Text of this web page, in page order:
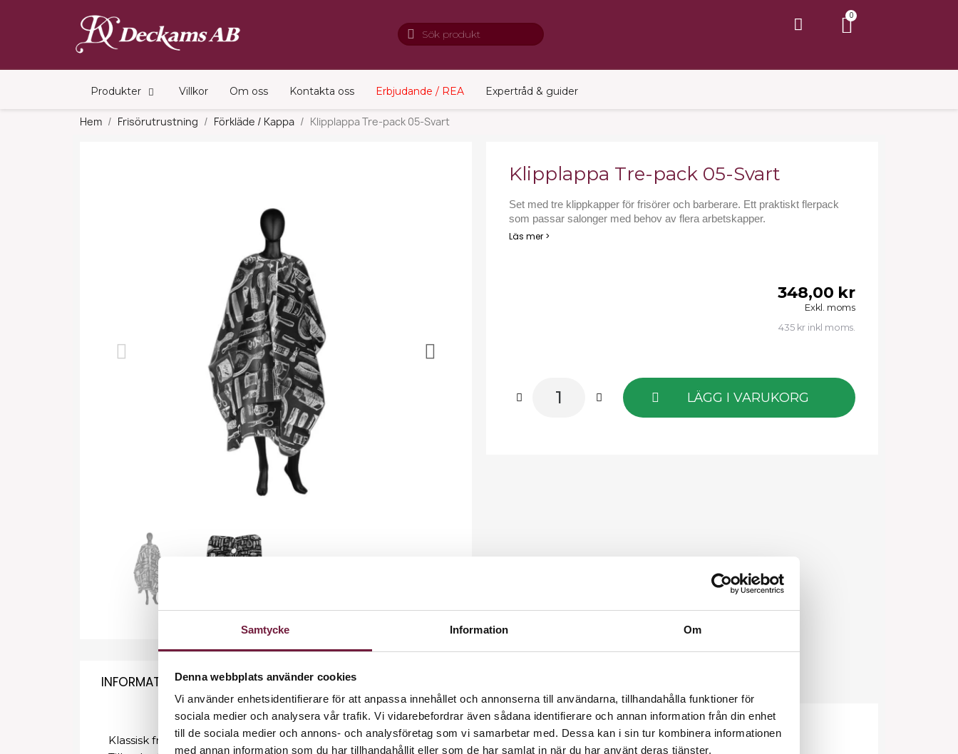
Samtycke Information Om
Denna webbplats använder cookies
Vi använder enhetsidentifierare för att anpassa innehållet och annonserna till användarna, tillhandahålla funktioner för
sociala medier och analysera vår trafik. Vi vidarebefordrar även sådana identifierare och annan information från din enhet
till de sociala medier och annons- och analysföretag som vi samarbetar med. Dessa kan i sin tur kombinera informationen
med annan information som du har tillhandahållit eller som de har samlat in när du har använt deras tjänster.
Produkter Villkor Om oss Kontakta oss Erbjudande / REA Expertråd & guider
Hem Frisörutrustning Förkläde / Kappa Klipplappa Tre-pack 05-Svart
Klipplappa Tre-pack 05-Svart
Set med tre klippkapper för frisörer och barberare. Ett praktiskt flerpack
som passar salonger med behov av flera arbetskapper.
Läs mer >
348,00 kr
Exkl. moms
435 kr inkl moms.
LÄGG I VARUKORG
INFORMATION
Klassisk frisörkappa i tre-pack med justerbart fäste.